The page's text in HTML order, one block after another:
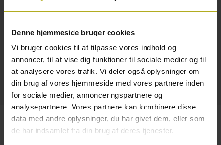
Denne hjemmeside bruger cookies
Vi bruger cookies til at tilpasse vores indhold og
annoncer, til at vise dig funktioner til sociale medier og til
at analysere vores trafik. Vi deler også oplysninger om
din brug af vores hjemmeside med vores partnere inden
for sociale medier, annonceringspartnere og
analysepartnere. Vores partnere kan kombinere disse
data med andre oplysninger, du har givet dem, eller som
de har indsamlet fra din brug af deres tjenester.
Polyfilla multifiller 330 gr.
Detaljer
Polyfilla multifiller anvendes til udfyldning af mindre